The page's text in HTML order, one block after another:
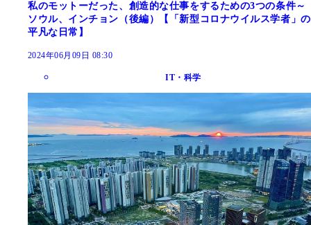
私のモットーだった、創造的な仕事をするための3つの条件～
ソウル、インチョン（後編）【「新型コロナウイルス学者」の
平凡な日常】
2024年06月09日 08:30
IT・科学